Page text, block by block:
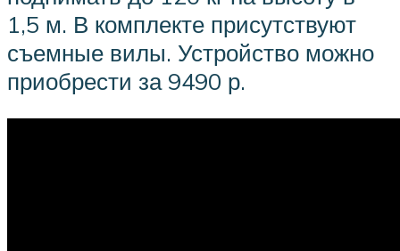
1,5 м. В комплекте присутствуют
съемные вилы. Устройство можно
приобрести за 9490 р.